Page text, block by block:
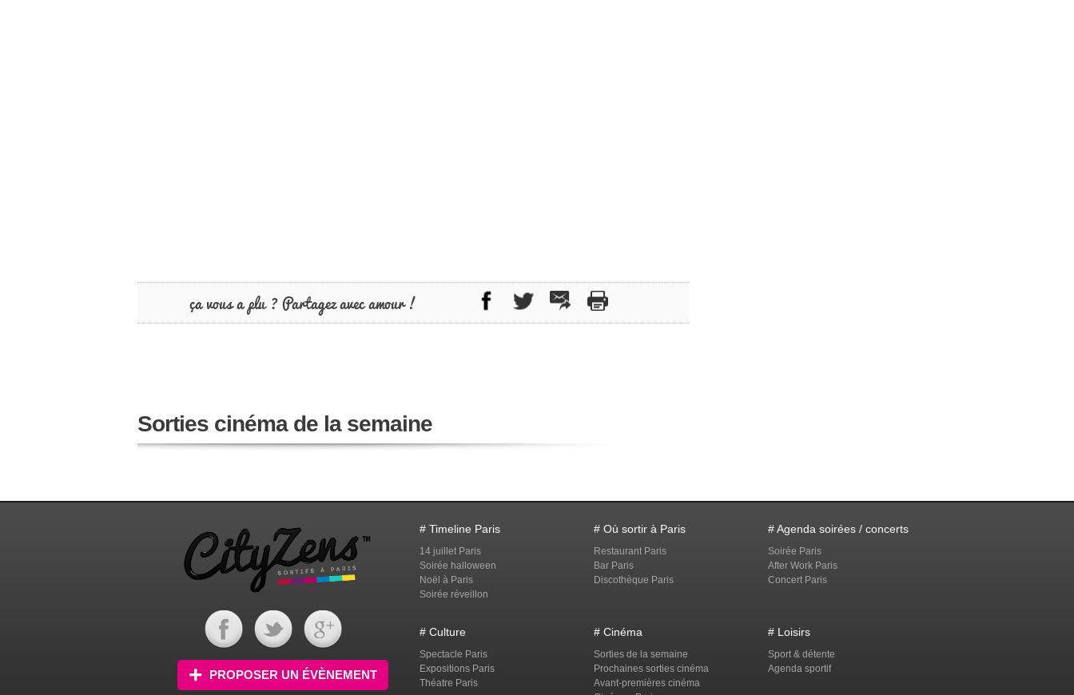
ça vous a plu ? Partagez avec amour !
Sorties cinéma de la semaine
PROPOSER UN ÉVÈNEMENT
# Timeline Paris
14 juillet Paris
Soirée halloween
Noël à Paris
Soirée réveillon
# Où sortir à Paris
Restaurant Paris
Bar Paris
Discothèque Paris
# Agenda soirées / concerts
Soirée Paris
After Work Paris
Concert Paris
# Culture
Spectacle Paris
Expositions Paris
Théatre Paris
# Cinéma
Sorties de la semaine
Prochaines sorties cinéma
Avant-premières cinéma
# Loisirs
Sport & détente
Agenda sportif